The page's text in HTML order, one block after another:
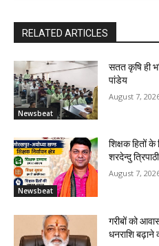
RELATED ARTICLES
Newsbeat
सतत कृषि ही
पांडेय
August 7,
Newsbeat
शिक्षक हितों
शरदेन्दु त्रिपाठी
August 7,
गरीबों को
धनराशि बढ़ाने